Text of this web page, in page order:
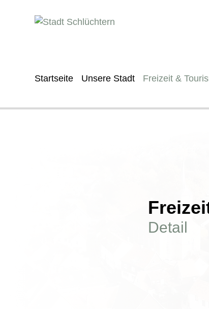
Startseite Unsere Stadt Freizeit &
Detail